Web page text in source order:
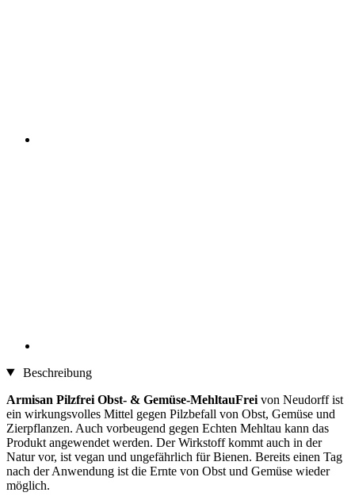
Beschreibung
Armisan Pilzfrei Obst- & Gemüse-MehltauFrei von Neudorff ist
ein wirkungsvolles Mittel gegen Pilzbefall von Obst, Gemüse und
Zierpflanzen. Auch vorbeugend gegen Echten Mehltau kann das
Produkt angewendet werden. Der Wirkstoff kommt auch in der
Natur vor, ist vegan und ungefährlich für Bienen. Bereits einen Tag
nach der Anwendung ist die Ernte von Obst und Gemüse wieder
möglich.